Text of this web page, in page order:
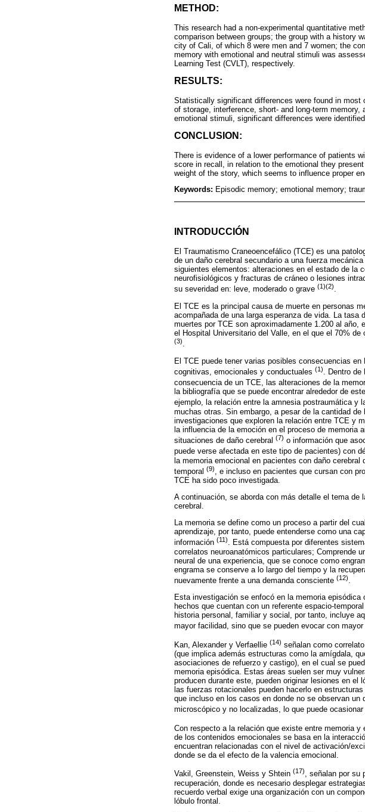
METHOD:
This research had a non-experimental quantitative
comparison between groups; the group with a history
city of Cali, of which 8 were men and 7 women; the
memory with emotional and neutral stimuli was
Learning Test (CVLT), respectively.
RESULTS:
Statistically significant differences were found in
of storage, interference, short- and long-term
emotional stimuli, significant differences were identified
CONCLUSION:
There is evidence of a lower performance of patients
score in recall, in relation to the emotional they
weight of the story, which seems to influence proper
Keywords: Episodic memory; emotional memory;
INTRODUCCIÓN
El Traumatismo Craneoencefálico (TCE) es una
de un daño cerebral secundario a una fuerza
siguientes elementos: alteraciones en el estado de la
neurofisiológicos y fracturas de cráneo o lesiones
su severidad en: leve, moderado o grave (1)(2).
El TCE es la principal causa de muerte en personas
acompañada de una larga esperanza de vida. La
muertes por TCE son aproximadamente 1.200 al
el Hospital Universitario del Valle, en el que el 70%
(3).
El TCE puede tener varias posibles consecuencias
cognitivas, emocionales y conductuales (1)
. Dentro
consecuencia de un TCE, las alteraciones de la
la bibliografía que se puede encontrar alrededor de
ejemplo, la relación entre la amnesia postraumática y
muchas otras. Sin embargo, a pesar de la cantidad
investigaciones que exploren la relación entre TCE y
la influencia de la emoción en el proceso de memoria
situaciones de daño cerebral (7) o información que
puede verse afectada en este tipo de pacientes) con
la memoria emocional en pacientes con daño
temporal (9) , e incluso en pacientes que cursan con
TCE ha sido poco investigada.
A continuación, se aborda con más detalle el tema
cerebral.
La memoria se define como un proceso a partir del
aprendizaje, por tanto, puede entenderse como una
información (11). Está compuesta por diferentes
correlatos neuroanatómicos particulares; Comprende
neural de una experiencia, que se conoce como
engrama se conserve a lo largo del tiempo y la
nuevamente frente a una demanda consciente (12).
Esta investigación se enfocó en la memoria
hechos que cuentan con un referente espacio-
historia personal, familiar y social, por tanto, incluye
mayor facilidad, sino que se pueden evocar con mayor
Kan, Alexander y Verfaellie (14) señalan como
(que implica además estructuras como la amígdala,
asociaciones de refuerzo y castigo), en el cual se
memoria episódica. Estas áreas suelen ser muy
producen durante este, pueden originar lesiones en
las fuerzas rotacionales pueden hacerlo en
que incluso en los casos en donde no se observan
microscópico y no localizadas, lo que puede
Con respecto a la relación que existe entre memoria y
de los contenidos emocionales se basa en la
encuentran relacionadas con el nivel de activación/
donde se da el efecto de la valencia emocional.
Vakil, Greenstein, Weiss y Shtein (17), señalan por su
recuperación, donde es necesario desplegar
recuerdo verbal exige una organización con un
lóbulo frontal.